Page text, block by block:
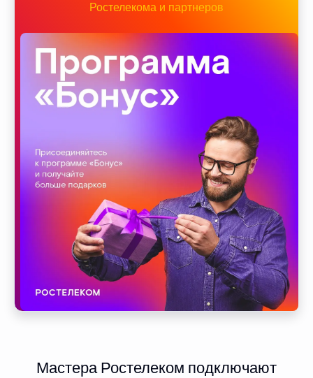
Ростелекома и партнеров
Мастера Ростелеком подключают